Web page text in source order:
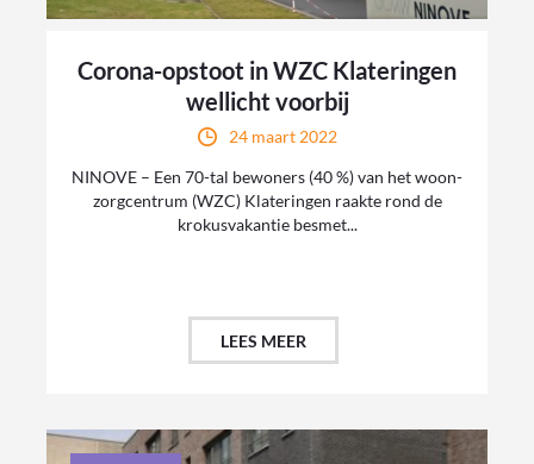
Corona-opstoot in WZC Klateringen
wellicht voorbij
24 maart 2022
NINOVE – Een 70-tal bewoners (40 %) van het woon-
zorgcentrum (WZC) Klateringen raakte rond de
krokusvakantie besmet...
LEES MEER